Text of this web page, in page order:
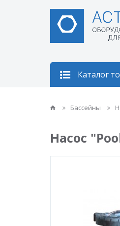
Каталог
Бассейны
Насос